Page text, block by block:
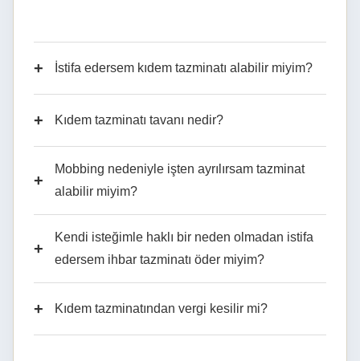
+ İstifa edersem kıdem tazminatı alabilir miyim?
+ Kıdem tazminatı tavanı nedir?
+
Mobbing nedeniyle işten ayrılırsam tazminat
alabilir miyim?
+
Kendi isteğimle haklı bir neden olmadan istifa
edersem ihbar tazminatı öder miyim?
+ Kıdem tazminatından vergi kesilir mi?